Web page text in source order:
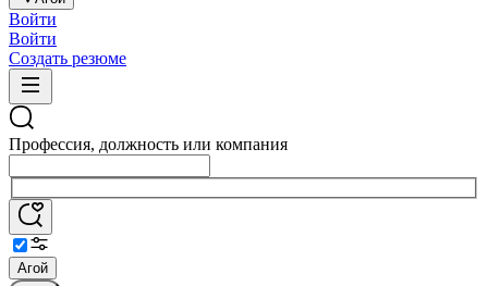
Войти
Войти
Создать резюме
Профессия, должность или компания
Агой